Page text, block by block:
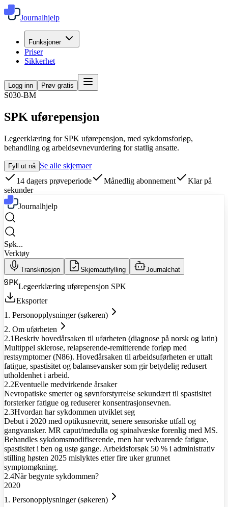
Journalhjelp
Funksjoner
Priser
Sikkerhet
Logg inn Prøv gratis
S030-BM
SPK uførepensjon
Legeerklæring for SPK uførepensjon, med sykdomsforløp,
behandling og arbeidsevnevurdering for statlig ansatte.
Fyll ut nå Se alle skjemaer
14 dagers prøveperiode
Månedlig abonnement
Klar på
sekunder
Journalhjelp
Søk...
Verktøy
Transkripsjon Skjemautfylling Journalchat
Legeerklæring uførepensjon SPK
Eksporter
1. Personopplysninger (søkeren)
2. Om uførheten
2.1Beskriv hovedårsaken til uførheten (diagnose på norsk og latin)
Multippel sklerose, relapserende-remitterende forløp med
restsymptomer (N86). Hovedårsaken til arbeidsuførheten er uttalt
fatigue, spastisitet og balansevansker som gir betydelig redusert
utholdenhet i arbeid.
2.2Eventuelle medvirkende årsaker
Nevropatiske smerter og søvnforstyrrelse sekundært til spastisitet
forsterker fatigue og reduserer konsentrasjonsevnen.
2.3Hvordan har sykdommen utviklet seg
Debut i 2020 med optikusnevritt, senere sensoriske utfall og
gangvansker. MR caput/medulla og spinalvæske forenlig med MS.
Behandles sykdomsmodifiserende, men har vedvarende fatigue,
spastisitet i ben og ustø gange. Arbeidsforsøk 50 % i administrativ
stilling høsten 2025 mislyktes etter fire uker grunnet
symptomøkning.
2.4Når begynte sykdommen?
2020
1. Personopplysninger (søkeren)